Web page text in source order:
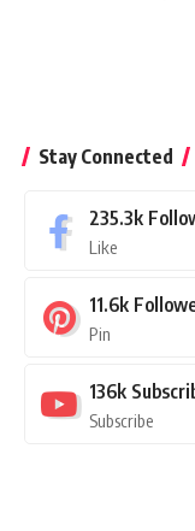
Stay Connected
235.3k
Like
11.6k
Pin
136k
Subscribe